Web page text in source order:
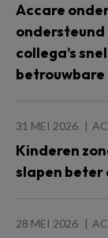
Accare
ondersteund
collega’s
betrouwbare
31 MEI 2026
Kinderen
slapen beter
28 MEI 2026